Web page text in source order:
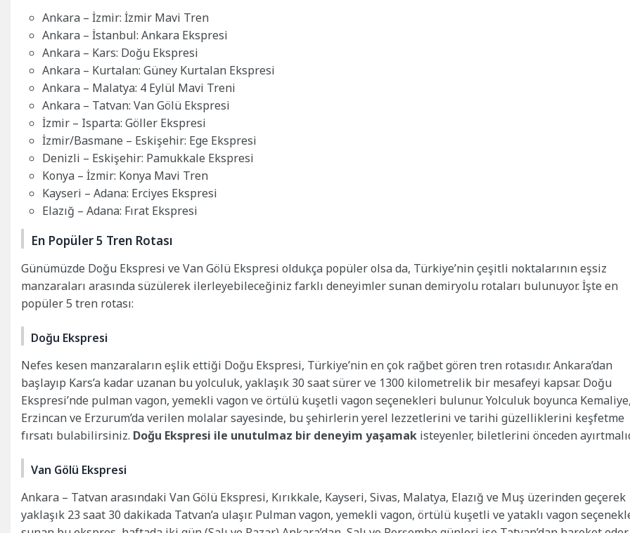
Ankara – İzmir: İzmir Mavi Tren
Ankara – İstanbul: Ankara Ekspresi
Ankara – Kars: Doğu Ekspresi
Ankara – Kurtalan: Güney Kurtalan Ekspresi
Ankara – Malatya: 4 Eylül Mavi Treni
Ankara – Tatvan: Van Gölü Ekspresi
İzmir – Isparta: Göller Ekspresi
İzmir/Basmane – Eskişehir: Ege Ekspresi
Denizli – Eskişehir: Pamukkale Ekspresi
Konya – İzmir: Konya Mavi Tren
Kayseri – Adana: Erciyes Ekspresi
Elazığ – Adana: Fırat Ekspresi
En Popüler 5 Tren Rotası
Günümüzde Doğu Ekspresi ve Van Gölü Ekspresi oldukça popüler olsa da, Türkiye’nin çeşitli noktalarının eşsiz
manzaraları arasında süzülerek ilerleyebileceğiniz farklı deneyimler sunan demiryolu rotaları bulunuyor. İşte en
popüler 5 tren rotası:
Doğu Ekspresi
Nefes kesen manzaraların eşlik ettiği Doğu Ekspresi, Türkiye’nin en çok rağbet gören tren rotasıdır. Ankara’dan
başlayıp Kars’a kadar uzanan bu yolculuk, yaklaşık 30 saat sürer ve 1300 kilometrelik bir mesafeyi kapsar. Doğu
Ekspresi’nde pulman vagon, yemekli vagon ve örtülü kuşetli vagon seçenekleri bulunur. Yolculuk boyunca
Erzincan ve Erzurum’da verilen molalar sayesinde, bu şehirlerin yerel lezzetlerini ve tarihi güzelliklerini keşfetme
fırsatı bulabilirsiniz. Doğu Ekspresi ile unutulmaz bir deneyim yaşamak isteyenler, biletlerini önceden
Van Gölü Ekspresi
Ankara – Tatvan arasındaki Van Gölü Ekspresi, Kırıkkale, Kayseri, Sivas, Malatya, Elazığ ve Muş üzerinden geçerek
yaklaşık 23 saat 30 dakikada Tatvan’a ulaşır. Pulman vagon, yemekli vagon, örtülü kuşetli ve yataklı vagon